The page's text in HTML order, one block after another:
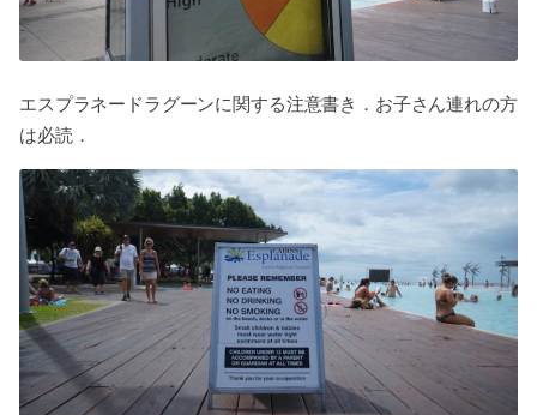
エスプラネードラグーンに関する注意書き．お子さん連れの方
は必読．